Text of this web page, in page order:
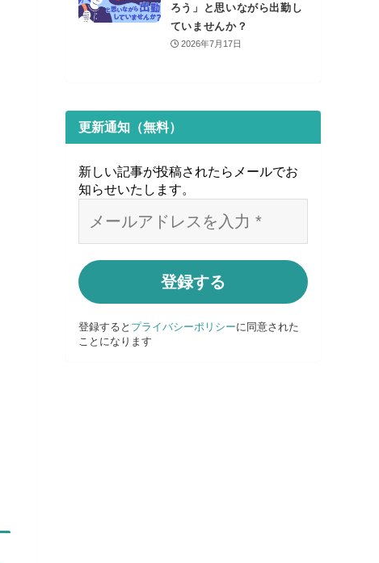
ろう」と思いながら出勤し
ていませんか？
2026年7月17日
更新通知（無料）
新しい記事が投稿されたらメールでお
知らせいたします。
登録すると プライバシーポリシーに同意された
ことになります